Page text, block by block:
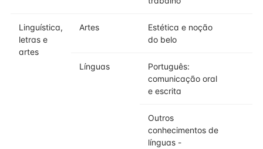
Linguística,
letras e
artes
Artes
Estética e noção
do belo
Línguas
Português:
comunicação oral
e escrita
Outros
conhecimentos de
línguas -